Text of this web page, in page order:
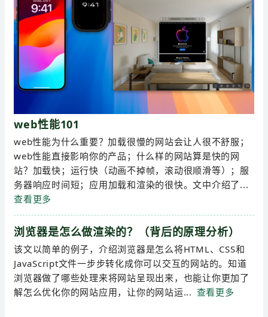
web性能101
web性能为什么重要？加载很慢的网站会让人很不舒服；
web性能直接影响你的产品；什么样的网站算是快的网
站？加载快；运行快（动画不掉帧，滚动很顺滑等）；服
务器响应时间短；应用加载和渲染的很快。文中介绍了...
查看更多
浏览器是怎么做渲染的？（背后的原理分析）
该文以简单的例子，介绍浏览器是怎么将HTML、CSS和
JavaScript文件一步步转化成你可以交互的网站的。知道
浏览器做了哪些处理来将网站呈现出来，也能让你更加了
解怎么优化你的网站应用，让你的网站运... 查看更多